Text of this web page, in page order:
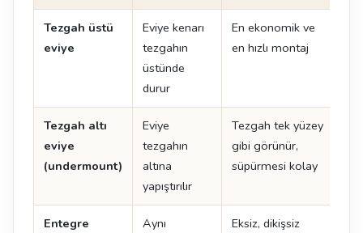
Tezgah üstü
eviye
Eviye kenarı
tezgahın
üstünde
durur
En ekonomik ve
en hızlı montaj
Tezgah altı
eviye
(undermount)
Eviye
tezgahın
altına
yapıştırılır
Tezgah tek yüzey
gibi görünür,
süpürmesi kolay
Entegre
Aynı
Eksiz, dikişsiz